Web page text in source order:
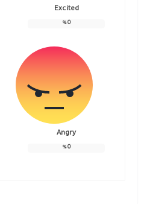
Excited
0
%
Angry
0
%